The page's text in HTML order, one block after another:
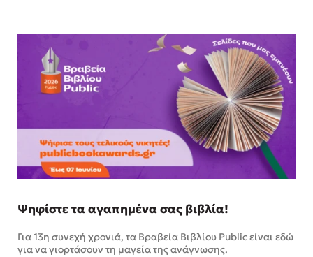
Ψηφίστε τα αγαπημένα σας βιβλία!
Για 13η συνεχή χρονιά, τα Βραβεία Βιβλίου Public είναι εδώ
για να γιορτάσουν τη μαγεία της ανάγνωσης.